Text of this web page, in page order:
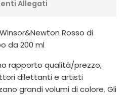
Allegati
Winsor&Newton Rosso di
da 200 ml
rapporto qualità/prezzo,
dilettanti e artisti
grandi volumi di colore. Gli